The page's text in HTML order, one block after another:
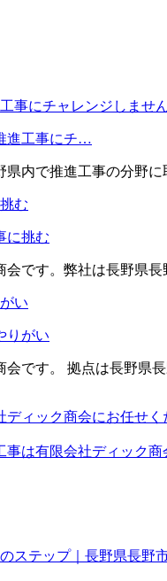
進工事にチ…
県内で推進工事の分野
に挑む
会です。弊社は長野県
りがい
会です。 拠点は長野県
ィック商会にお任せく
は有限会社ディック商
ステップ｜長野県長野